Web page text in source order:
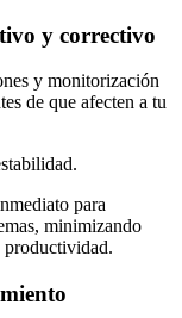
y correctivo
y monitorización
de que afecten a tu
para
minimizando
productividad.